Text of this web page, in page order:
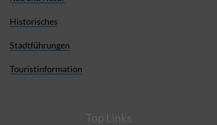
Historisches
Stadtführungen
Touristinformation
Top Links